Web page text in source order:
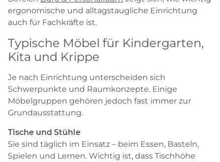
ergonomische und alltagstaugliche Einrichtung
auch für Fachkräfte ist.
Typische Möbel für Kindergarten,
Kita und Krippe
Je nach Einrichtung unterscheiden sich
Schwerpunkte und Raumkonzepte. Einige
Möbelgruppen gehören jedoch fast immer zur
Grundausstattung.
Tische und Stühle
Sie sind täglich im Einsatz – beim Essen, Basteln,
Spielen und Lernen. Wichtig ist, dass Tischhöhe